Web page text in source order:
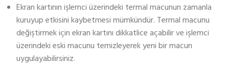
Ekran kartının işlemci üzerindeki termal macunun zamanla
kuruyup etkisini kaybetmesi mümkündür. Termal macunu
değiştirmek için ekran kartını dikkatlice açabilir ve işlemci
üzerindeki eski macunu temizleyerek yeni bir macun
uygulayabilirsiniz.